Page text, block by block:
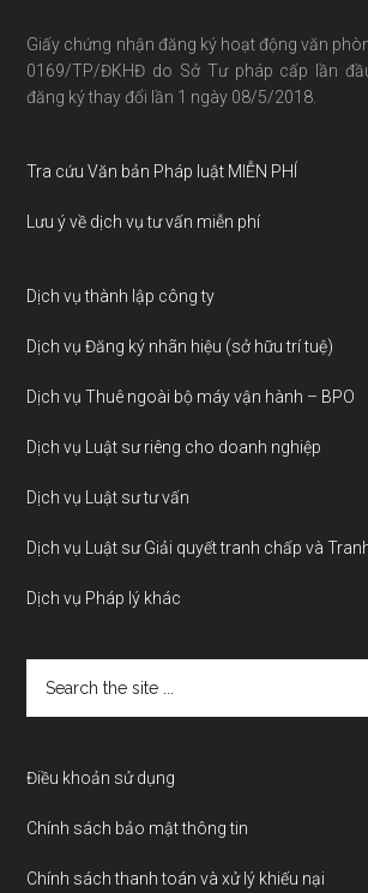
Giấy chứng nhận đăng ký hoạt động văn
0169/TP/ĐKHĐ do Sở Tư pháp cấp lần
đăng ký thay đổi lần 1 ngày 08/5/2018.
Tra cứu Văn bản Pháp luật MIỄN PHÍ
Lưu ý về dịch vụ tư vấn miễn phí
Dịch vụ thành lập công ty
Dịch vụ Đăng ký nhãn hiệu (sở hữu trí tuệ)
Dịch vụ Thuê ngoài bộ máy vận hành – BPO
Dịch vụ Luật sư riêng cho doanh nghiệp
Dịch vụ Luật sư tư vấn
Dịch vụ Luật sư Giải quyết tranh chấp và
Dịch vụ Pháp lý khác
the
Điều khoản sử dụng
Chính sách bảo mật thông tin
Chính sách thanh toán và xử lý khiếu nại